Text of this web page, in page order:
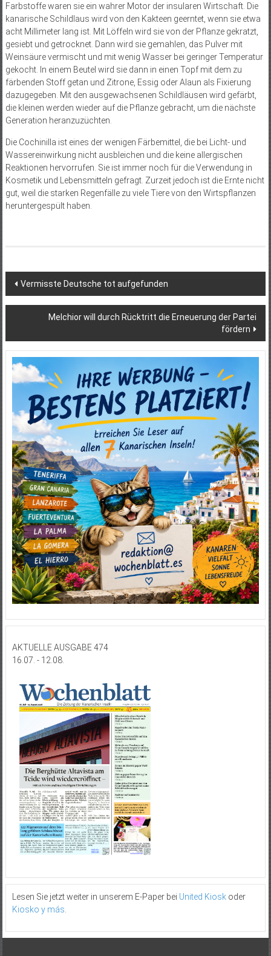
Farbstoffe waren sie ein wahrer Motor der insularen Wirtschaft. Die
kanarische Schildlaus wird von den Kakteen geerntet, wenn sie etwa
acht Millimeter lang ist. Mit Löffeln wird sie von der Pflanze gekratzt,
gesiebt und getrocknet. Dann wird sie gemahlen, das Pulver mit
Weinsäure vermischt und mit wenig Wasser bei geringer Temperatur
gekocht. In einem Beutel wird sie dann in einen Topf mit dem zu
färbenden Stoff getan und Zitrone, Essig oder Alaun als Fixierung
dazugegeben. Mit den ausgewachsenen Schildläusen wird gefärbt,
die kleinen werden wieder auf die Pflanze gebracht, um die nächste
Generation heranzuzüchten.
Die Cochinilla ist eines der wenigen Färbemittel, die bei Licht- und
Wassereinwirkung nicht ausbleichen und die keine allergischen
Reaktionen hervorrufen. Sie ist immer noch für die Verwendung in
Kosmetik und Lebensmitteln gefragt. Zurzeit jedoch ist die Ernte nicht
gut, weil die starken Regenfälle zu viele Tiere von den Wirtspflanzen
heruntergespült haben.
Beitragsnavigation
Vermisste Deutsche tot aufgefunden
Melchior will durch Rücktritt die Erneuerung der Partei
fördern
AKTUELLE AUSGABE 474
16.07. - 12.08.
Lesen Sie jetzt weiter in unserem E-Paper bei United Kioskoder
Kiosko y más